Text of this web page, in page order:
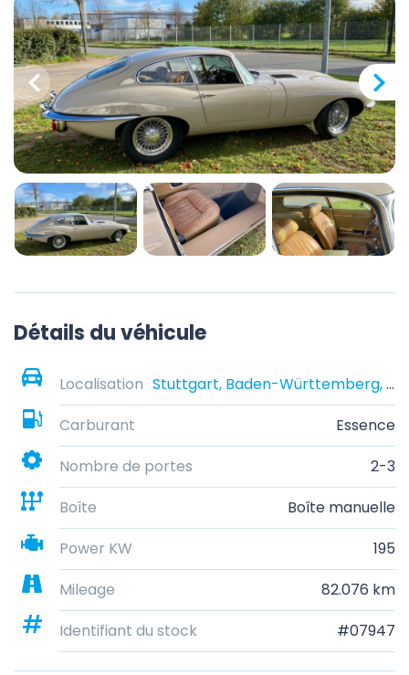
Détails du véhicule
Localisation
Stuttgart, Baden-Württemberg, Germany
Carburant
Essence
Nombre de portes
2-3
Boîte
Boîte manuelle
Power KW
195
Mileage
82.076 km
Identifiant du stock
#07947